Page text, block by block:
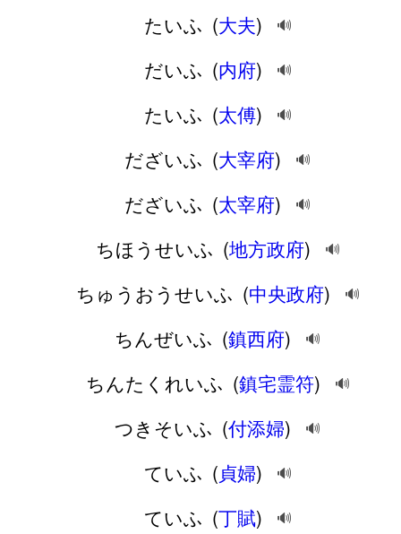
たいふ (大夫) 🔊
だいふ (内府) 🔊
たいふ (太傅) 🔊
だざいふ (大宰府) 🔊
だざいふ (太宰府) 🔊
ちほうせいふ (地方政府) 🔊
ちゅうおうせいふ (中央政府) 🔊
ちんぜいふ (鎮西府) 🔊
ちんたくれいふ (鎮宅霊符) 🔊
つきそいふ (付添婦) 🔊
ていふ (貞婦) 🔊
ていふ (丁賦) 🔊